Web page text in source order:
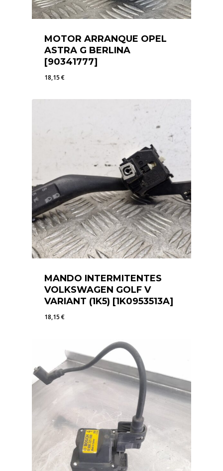
MOTOR ARRANQUE OPEL
ASTRA G BERLINA
[90341777]
18,15€
MANDO INTERMITENTES
VOLKSWAGEN GOLF V
VARIANT (1K5) [1K0953513A]
18,15€